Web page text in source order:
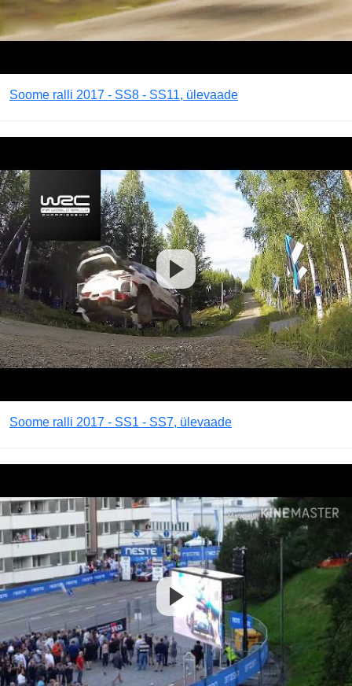
Soome ralli 2017 - SS8 - SS11, ülevaade
Soome ralli 2017 - SS1 - SS7, ülevaade